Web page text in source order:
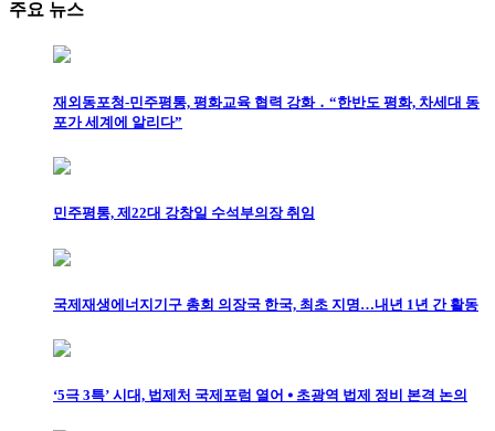
주요 뉴스
재외동포청-민주평통, 평화교육 협력 강화 ․ “한반도 평화, 차세대 동
포가 세계에 알리다”
민주평통, 제22대 강창일 수석부의장 취임
국제재생에너지기구 총회 의장국 한국, 최초 지명…내년 1년 간 활동
‘5극 3특’ 시대, 법제처 국제포럼 열어 ⦁ 초광역 법제 정비 본격 논의